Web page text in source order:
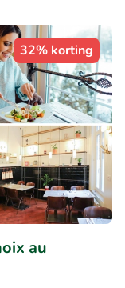
32% korting
au